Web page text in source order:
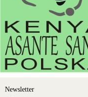
Newsletter